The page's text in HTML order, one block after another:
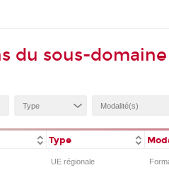
du sous-domaine
Type
UE régionale